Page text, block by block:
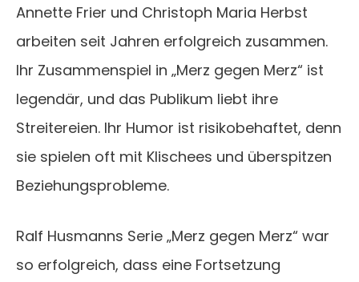
Annette Frier und Christoph Maria Herbst
arbeiten seit Jahren erfolgreich zusammen.
Ihr Zusammenspiel in „Merz gegen Merz“ ist
legendär, und das Publikum liebt ihre
Streitereien. Ihr Humor ist risikobehaftet, denn
sie spielen oft mit Klischees und überspitzen
Beziehungsprobleme.
Ralf Husmanns Serie „Merz gegen Merz“ war
so erfolgreich, dass eine Fortsetzung